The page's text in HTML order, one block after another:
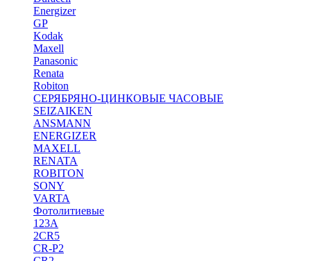
Energizer
GP
Kodak
Maxell
Panasonic
Renata
Robiton
СЕРЯБРЯНО-ЦИНКОВЫЕ ЧАСОВЫЕ
SEIZAIKEN
ANSMANN
ENERGIZER
MAXELL
RENATA
ROBITON
SONY
VARTA
Фотолитиевые
123A
2CR5
CR-P2